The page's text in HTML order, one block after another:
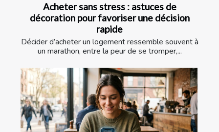
Acheter sans stress : astuces de
décoration pour favoriser une décision
rapide
Décider d’acheter un logement ressemble souvent à
un marathon, entre la peur de se tromper,...